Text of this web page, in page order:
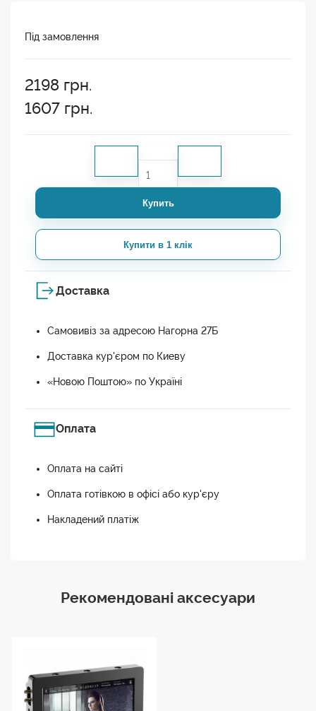
Під замовлення
2198 грн.
1607 грн.
Купить
Купити в 1 клік
Доставка
Самовивіз за адресою Нагорна 27Б
Доставка кур'єром по Киеву
«Новою Поштою» по Україні
Оплата
Оплата на сайті
Оплата готівкою в офісі або кур'єру
Накладений платіж
Рекомендовані аксесуари